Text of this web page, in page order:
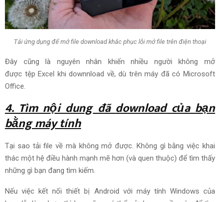
Tải ứng dụng để mở file download khắc phục lỗi mở file trên điện thoại
Đây cũng là nguyên nhân khiếnnhiều người không mở
được tệp Excel khi downnload về, dù trên máy đã có Microsoft
Office.
4. Tìm nội dung đãdownloadcủa bạn
bằng máy tính
Tại sao tải file về mà không mở được. Không gì bằng việc khai
thác một hệ điều hành mạnh mẽ hơn (và quen thuộc) để tìm thấy
những gì bạn đang tìm kiếm.
Nếu việc kết nối thiết bị Android với máy tính Windows của